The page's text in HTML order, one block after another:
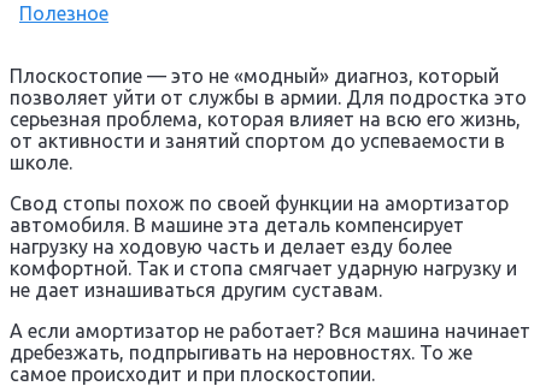
Полезное
Плоскостопие — это не «модный» диагноз, который
позволяет уйти от службы в армии. Для подростка это
серьезная проблема, которая влияет на всю его жизнь,
от активности и занятий спортом до успеваемости в
школе.
Свод стопы похож по своей функции на амортизатор
автомобиля. В машине эта деталь компенсирует
нагрузку на ходовую часть и делает езду более
комфортной. Так и стопа смягчает ударную нагрузку и
не дает изнашиваться другим суставам.
А если амортизатор не работает? Вся машина начинает
дребезжать, подпрыгивать на неровностях. То же
самое происходит и при плоскостопии.